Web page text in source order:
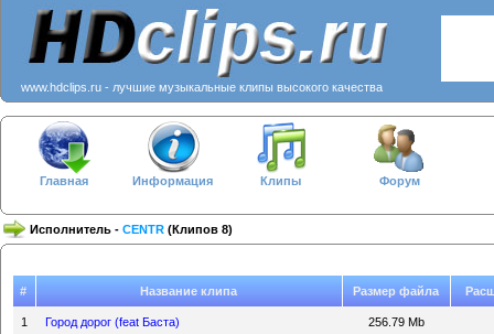
www.hdclips.ru - лучшие музыкальные клипы высокого качества
Главная Информация Клипы Форум
Исполнитель - CENTR (Клипов 8)
# Название клипа Размер файла
1 Город дорог (feat Баста) 256.79 Mb